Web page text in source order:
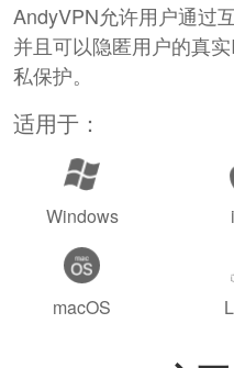
AndyVPN允许用户通过
并且可以隐匿用户的真
私保护。
适用于：
Windows
macOS